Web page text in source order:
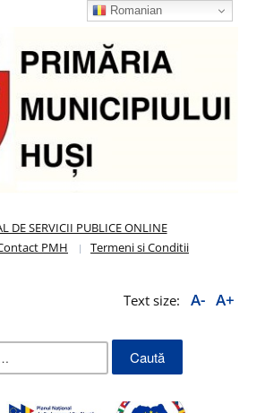
DE SERVICII PUBLICE ONLINE
PMH
Termeni si Conditii
Text size: A- A+
Caută
Romanian